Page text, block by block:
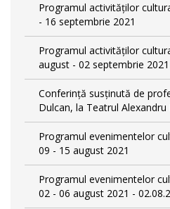
Programul activităților
- 16 septembrie 2021
Programul activităților
august - 02 septembrie 2021
Conferință susținută de
Dulcan, la Teatrul Alexandru
Programul evenimentelor
09 - 15 august 2021
Programul evenimentelor
02 - 06 august 2021 -